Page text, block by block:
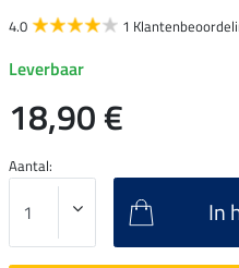
4.0 1
Leverbaar
18,90 €
Aantal:
In